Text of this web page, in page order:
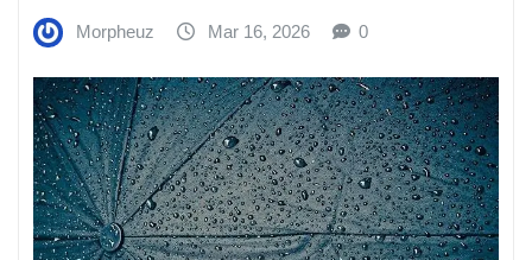
Morpheuz Mar 16, 2026 0